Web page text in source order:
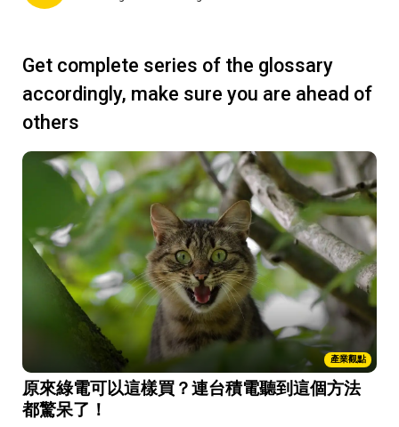
Get complete series of the glossary
accordingly, make sure you are ahead of
others
產業觀點
原來綠電可以這樣買？連台積電聽到這個方法
都驚呆了！